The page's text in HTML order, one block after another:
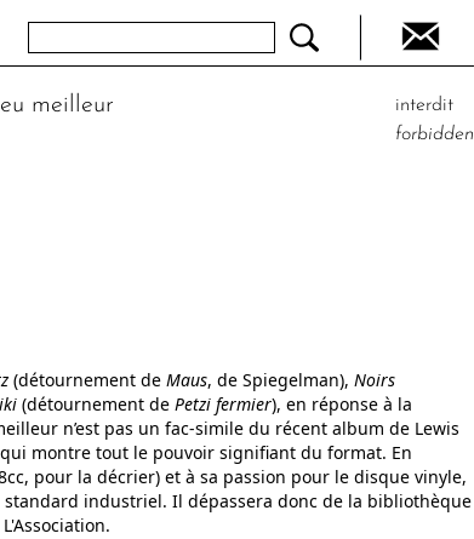
meilleur
interdit
forbidden
(détournement de Maus, de Spiegelman), Noirs
(détournement de Petzi fermier), en réponse à la
n’est pas un fac-simile du récent album de Lewis
montre tout le pouvoir signifiant du format. En
pour la décrier) et à sa passion pour le disque vinyle,
industriel. Il dépassera donc de la bibliothèque